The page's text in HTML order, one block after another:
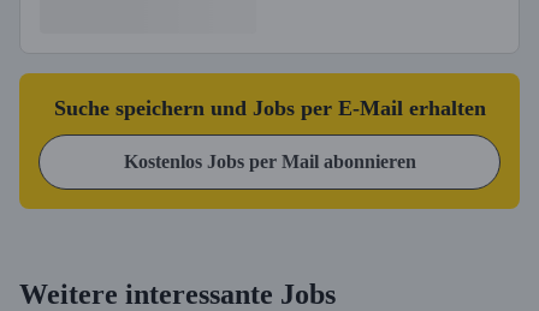
Suche speichern und Jobs per E-Mail erhalten
Kostenlos Jobs per Mail abonnieren
Weitere interessante Jobs